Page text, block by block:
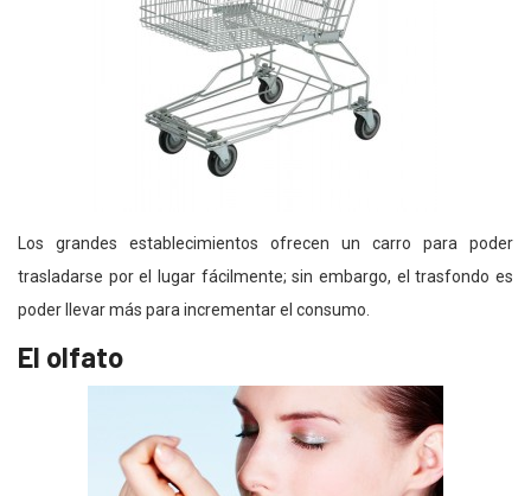
Los grandes establecimientos ofrecen un carro para poder
trasladarse por el lugar fácilmente; sin embargo, el trasfondo es
poder llevar más para incrementar el consumo.
El olfato